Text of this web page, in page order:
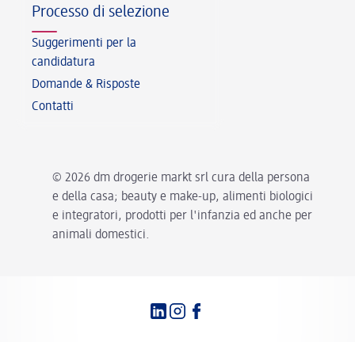
© 2026 dm drogerie markt srl cura della persona
e della casa; beauty e make-up, alimenti biologici
e integratori, prodotti per l'infanzia ed anche per
animali domestici.
Processo di selezione
Suggerimenti per la
candidatura
Domande & Risposte
Contatti